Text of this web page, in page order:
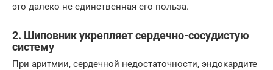
это далеко не единственная его польза.
2. Шиповник укрепляет сердечно-сосудистую
систему
При аритмии, сердечной недостаточности, эндокардите